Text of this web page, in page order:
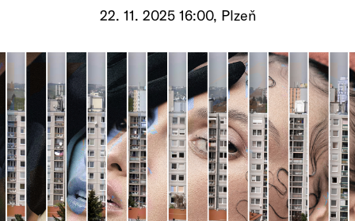
Pro děti
edu
Vše o ČT
22. 11. 2025 16:00, Plzeň